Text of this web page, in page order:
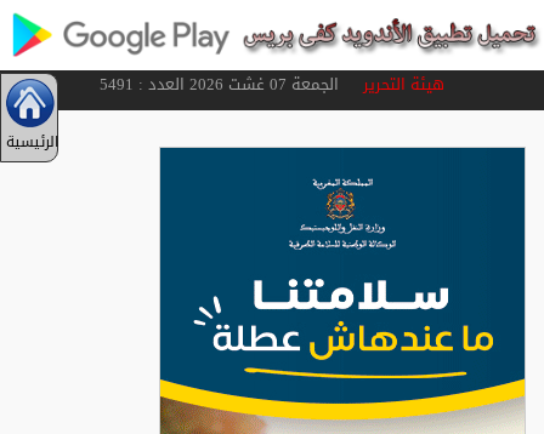
هيئة التحريرالجمعة 07 غشت 2026 العدد : 5491
الرئيسية